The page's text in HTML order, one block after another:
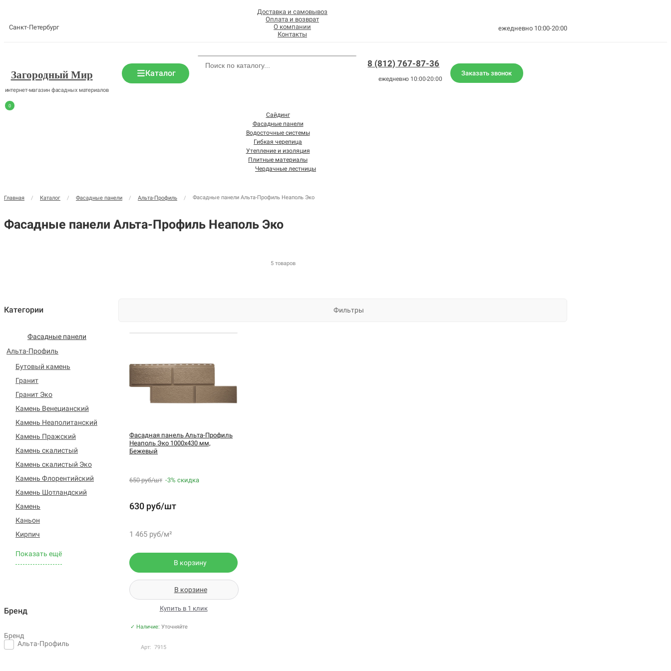
Санкт-Петербург
Доставка и самовывоз
Оплата и возврат
О компании
Контакты
ежедневно 10:00-20:00
Загородный Мир
интернет-магазин фасадных материалов
Каталог
8 (812) 767-87-36
ежедневно 10:00-20:00
Заказать звонок
0
Сайдинг
Фасадные панели
Водосточные системы
Гибкая черепица
Утепление и изоляция
Плитные материалы
Чердачные лестницы
Главная / Каталог / Фасадные панели / Альта-Профиль / Фасадные панели Альта-Профиль Неаполь Эко
Фасадные панели Альта-Профиль Неаполь Эко
5 товаров
Категории
Фасадные панели
Альта-Профиль
Бутовый камень
Гранит
Гранит Эко
Камень Венецианский
Камень Неаполитанский
Камень Пражский
Камень скалистый
Камень скалистый Эко
Камень Флорентийский
Камень Шотландский
Камень
Каньон
Кирпич
Показать ещё
Бренд
Бренд
Альта-Профиль
Фильтры
Фасадная панель Альта-Профиль
Неаполь Эко 1000х430 мм,
Бежевый
650 руб/шт -3% скидка
630 руб/шт
1 465 руб/м²
В корзину
В корзине
Купить в 1 клик
✓ Наличие:Уточняйте
Арт: 7915